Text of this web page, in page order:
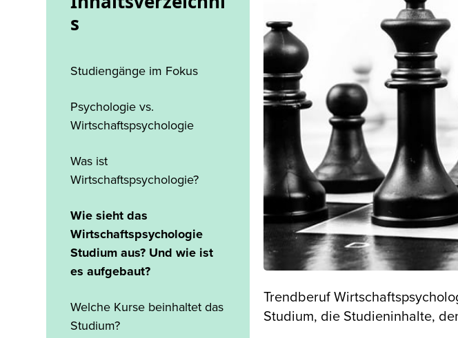
s
Studiengänge im Fokus
Psychologie vs.
Wirtschaftspsychologie
Was ist
Wirtschaftspsychologie?
Wie sieht das
Wirtschaftspsychologie
Studium aus? Und wie ist
es aufgebaut?
Welche Kurse beinhaltet das
Studium?
Trendberuf
Studium, die Studieninhalte,